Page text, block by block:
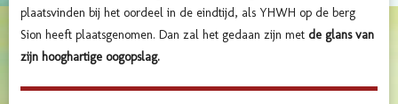
plaatsvinden bij het oordeel in de eindtijd, als YHWH op de berg
Sion heeft plaatsgenomen. Dan zal het gedaan zijn met de glans van
zijn hooghartige oogopslag.